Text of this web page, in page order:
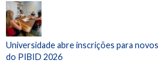
Universidade abre inscrições para
do PIBID 2026